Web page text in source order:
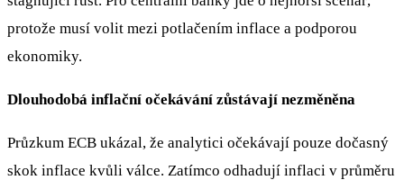
protože musí volit mezi potlačením inflace a podporou
ekonomiky.
Dlouhodobá inflační očekávání zůstávají nezměněna
Průzkum ECB ukázal, že analytici očekávají pouze dočasný
skok inflace kvůli válce. Zatímco odhadují inflaci v průměru